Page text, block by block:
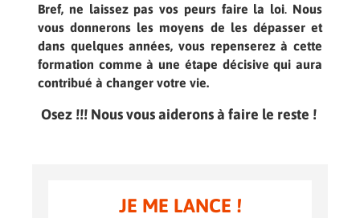
Bref, ne laissez pas vos peurs faire la loi. Nous
vous donnerons les moyens de les dépasser et
dans quelques années, vous repenserez à cette
formation comme à une étape décisive qui aura
contribué à changer votre vie.
Osez !!! Nous vous aiderons à faire le reste !
JE ME LANCE !